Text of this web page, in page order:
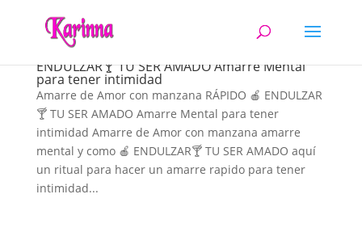
Amarre de Amor con manzana RÁPIDO 🍎
ENDULZAR🍸 TU SER AMADO Amarre Mental
para tener intimidad
Amarre de Amor con manzana RÁPIDO 🍎 ENDULZAR
🍸 TU SER AMADO Amarre Mental para tener
intimidad Amarre de Amor con manzana amarre
mental y como 🍎 ENDULZAR🍸 TU SER AMADO aquí
un ritual para hacer un amarre rapido para tener
intimidad...